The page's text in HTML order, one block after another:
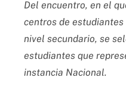
Del encuentro, en el
centros de estudiantes
nivel secundario, se
estudiantes que
instancia Nacional.